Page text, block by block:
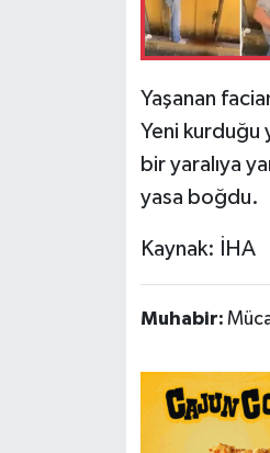
Yaşanan
Yeni kurduğu
bir yaralıya
yasa boğdu.
Kaynak: İHA
Muhabir: